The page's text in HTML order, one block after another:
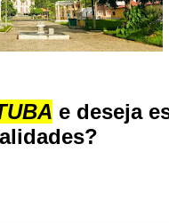
e deseja